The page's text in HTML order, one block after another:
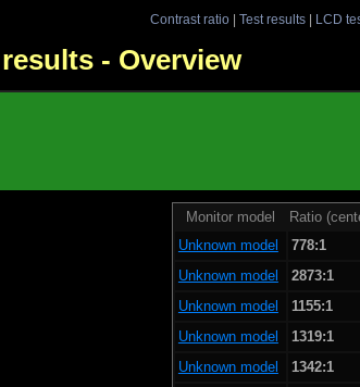
Contrast ratio| Test results| LCD
- Overview
Monitor model Ratio
Unknown model
778:1
Unknown model
2873:1
Unknown model
1155:1
Unknown model
1319:1
Unknown model
1342:1